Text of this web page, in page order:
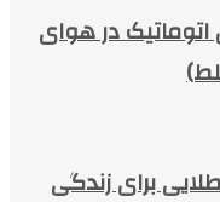
اتوماتیک در هوای
برای زندگی